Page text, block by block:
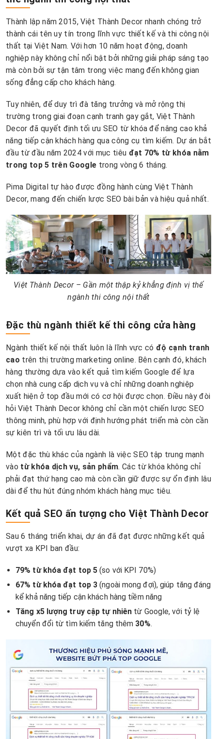
Thành lập năm 2015, Việt Thành Decor nhanh chóng trở
thành cái tên uy tín trong lĩnh vực thiết kế và thi công nội
thất tại Việt Nam. Với hơn 10 năm hoạt động, doanh
nghiệp này không chỉ nổi bật bởi những giải pháp sáng tạo
mà còn bởi sự tận tâm trong việc mang đến không gian
sống đẳng cấp cho khách hàng.
Tuy nhiên, để duy trì đà tăng trưởng và mở rộng thị
trường trong giai đoạn cạnh tranh gay gắt, Việt Thành
Decor đã quyết định tối ưu SEO từ khóa để nâng cao khả
năng tiếp cận khách hàng qua công cụ tìm kiếm. Dự án bắt
đầu từ đầu năm 2024 với mục tiêu đạt 70% từ khóa nằm
trong top 5 trên Google trong vòng 6 tháng.
Pima Digital tự hào được đồng hành cùng Việt Thành
Decor, mang đến chiến lược SEO bài bản và hiệu quả nhất.
Việt Thành Decor – Gần một thập kỷ khẳng định vị thế
ngành thi công nội thất
Đặc thù ngành thiết kế thi công cửa hàng
Ngành thiết kế nội thất luôn là lĩnh vực có độ cạnh tranh
cao trên thị trường marketing online. Bên cạnh đó, khách
hàng thường dựa vào kết quả tìm kiếm Google để lựa
chọn nhà cung cấp dịch vụ và chỉ những doanh nghiệp
xuất hiện ở top đầu mới có cơ hội được chọn. Điều này đòi
hỏi Việt Thành Decor không chỉ cần một chiến lược SEO
thông minh, phù hợp với định hướng phát triển mà còn cần
sự kiên trì và tối ưu lâu dài.
Một đặc thù khác của ngành là việc SEO tập trung mạnh
vào từ khóa dịch vụ, sản phẩm. Các từ khóa không chỉ
phải đạt thứ hạng cao mà còn cần giữ được sự ổn định lâu
dài để thu hút đúng nhóm khách hàng mục tiêu.
Kết quả SEO ấn tượng cho Việt Thành Decor
Sau 6 tháng triển khai, dự án đã đạt được những kết quả
vượt xa KPI ban đầu:
79% từ khóa đạt top 5 (so với KPI 70%)
67% từ khóa đạt top 3 (ngoài mong đợi), giúp tăng đáng
kể khả năng tiếp cận khách hàng tiềm năng
Tăng x5 lượng truy cập tự nhiên từ Google, với tỷ lệ
chuyển đổi từ tìm kiếm tăng thêm 30%.